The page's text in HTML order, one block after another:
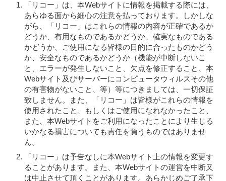
「リコー」は、本Webサイトに情報を掲載する際には、
あらゆる面から細心の注意を払っております。しかしな
がら、「リコー」はこれらの情報の内容が正確であるか
どうか、有用なものであるかどうか、確実なものである
かどうか、ご使用になる皆様の目的に合ったものかどう
か、安全なものであるかどうか（機能が中断しないこ
と、エラーが発生しないこと、欠点を修正すること、本
Webサイト及びサーバーにコンピュータウィルスその他
の有害物がないこと、等）等につきましては、一切保証
致しません。また、「リコー」は皆様がこれらの情報を
使用されたこと、もしくはご使用になれなかったこと、
また、本Webサイトをご利用になったことにより生じる
いかなる損害についても責任を負うものではありませ
ん。
「リコー」は予告なしに本Webサイト上の情報を変更す
ることがあります。また、本Webサイトの運営を中断又
は中止させて頂くことがあります。あらかじめご了承下